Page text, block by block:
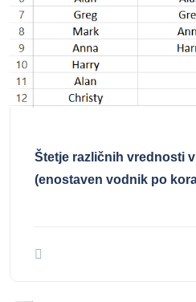
Štetje različnih vrednosti
(enostaven vodnik po